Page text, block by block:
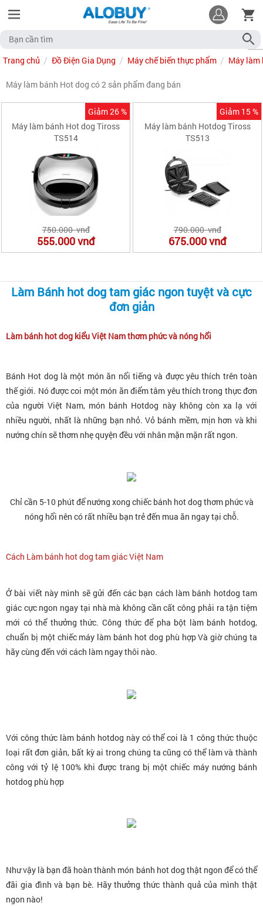
Trang chủ Đồ Điện Gia Dụng Máy chế biến thực phẩm Máy làm
Máy làm bánh Hot dog có 2 sản phẩm đang bán
Máy làm bánh Hot dog Tiross
TS514
750.000 vnđ
555.000vnđ
Giảm 26 %
Máy làm bánh Hotdog Tiross
TS513
790.000 vnđ
675.000vnđ
Giảm 15 %
Làm Bánh hot dog tam giác ngon tuyệt và cực
đơn giản
Làm bánh hot dog kiểu Việt Nam thơm phức và nóng hổi
Bánh Hot dog là một món ăn nổi tiếng và được yêu thích trên toàn
thế giới. Nó được coi một món ăn điểm tâm yêu thích trong thực đơn
của người Việt Nam, món bánh Hotdog này không còn xa lạ với
nhiều người, nhất là những bạn nhỏ. Vỏ bánh mềm, mịn hơn và khi
nướng chín sẽ thơm nhẹ quyện đều với nhân mặn mặn rất ngon.
Chỉ cần 5-10 phút để nướng xong chiếc bánh hot dog thơm phức và
nóng hổi nên có rất nhiều bạn trẻ đến mua ăn ngay tại chỗ.
Cách Làm bánh hot dog tam giác Việt Nam
Ở bài viết này mình sẽ gửi đến các bạn cách làm bánh hotdog tam
giác cực ngon ngay tại nhà mà không cần cất công phải ra tận tiệm
mới có thể thưởng thức. Công thức để pha bột làm bánh hotdog,
chuẩn bị một chiếc máy làm bánh hot dog phù hợp Và giờ chúng ta
hãy cùng đến với cách làm ngay thôi nào.
Với công thức làm bánh hotdog này có thể coi là 1 công thức thuộc
loại rất đơn giản, bất kỳ ai trong chúng ta cũng có thể làm và thành
công với tỷ lệ 100% khi được trang bị một chiếc máy nướng bánh
hotdog phù hợp
Như vậy là bạn đã hoàn thành món bánh hot dog thật ngon để có thể
đãi gia đình và bạn bè. Hãy thưởng thức thành quả của mình thật
ngon nào!